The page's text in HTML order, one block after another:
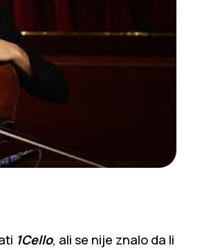
1Cello, ali se nije znalo da li